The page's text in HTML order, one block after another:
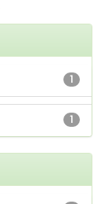
1
1